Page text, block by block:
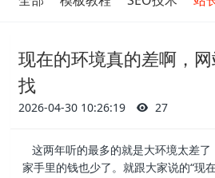
现在的环境真的差啊，
找
2026-04-30 10:26:19 27
这两年听的最多的就是大环境太差
家手里的钱也少了。就跟大家说的“现